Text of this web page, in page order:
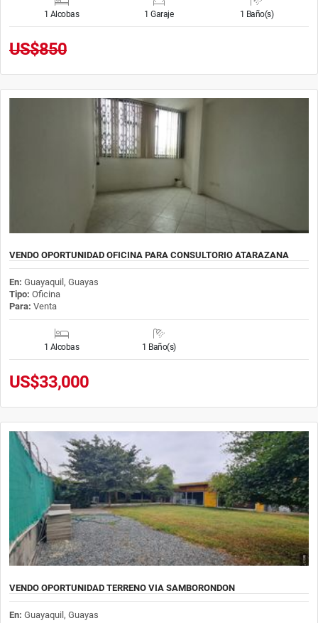
1 Alcobas 1 Garaje 1 Baño(s)
US$850
VENDO OPORTUNIDAD OFICINA PARA CONSULTORIO ATARAZANA
En: Guayaquil, Guayas
Tipo: Oficina
Para: Venta
1 Alcobas 1 Baño(s)
US$33,000
VENDO OPORTUNIDAD TERRENO VIA SAMBORONDON
En: Guayaquil, Guayas